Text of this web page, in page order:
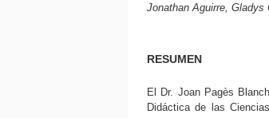
Jonathan Aguirre, Gladys
RESUMEN
El Dr. Joan Pagès
Didáctica de las